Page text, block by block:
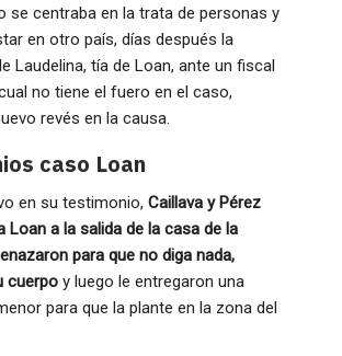
se centraba en la trata de personas y
en otro país, días después la
Laudelina, tía de Loan, ante un fiscal
no tiene el fuero en el caso,
revés en la causa.
caso Loan
en su testimonio, Caillava y Pérez
Loan a la salida de la casa de la
para que no diga nada,
cuerpo y luego le entregaron una
para que la plante en la zona del